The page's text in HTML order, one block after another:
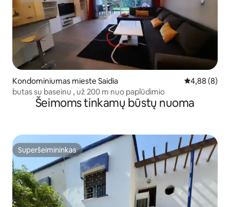
Kondominiumas mieste Saidia Vidutinis
4,88 (8)
butas su baseinu , už 200 m nuo paplūdimio
Šeimoms tinkamų būstų nuoma
Superšeimininkas
Superšeimininkas